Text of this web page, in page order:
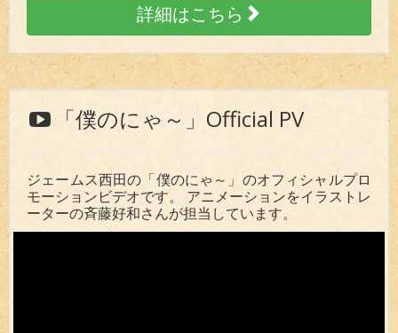
詳細はこちら
「僕のにゃ～」Official PV
ジェームス西田の「僕のにゃ～」のオフィシャルプロ
モーションビデオです。 アニメーションをイラストレ
ーターの斉藤好和さんが担当しています。